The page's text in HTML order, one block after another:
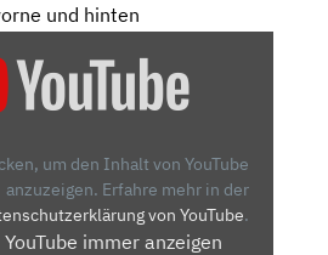
und hinten
um den Inhalt von YouTube
anzuzeigen. Erfahre mehr in der
von YouTube.
immer anzeigen